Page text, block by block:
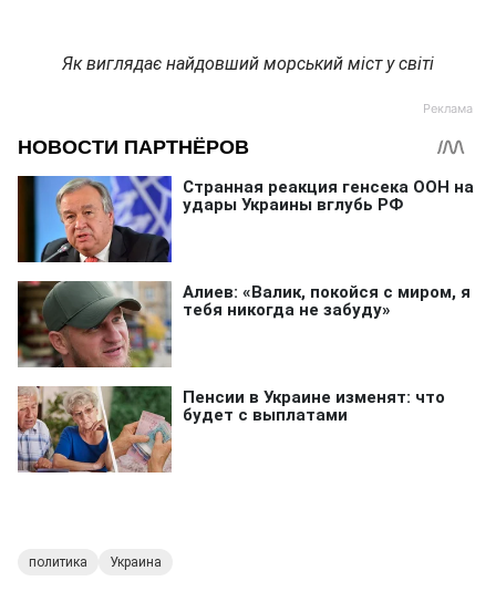
Як виглядає найдовший морський міст у світі
политика Украина